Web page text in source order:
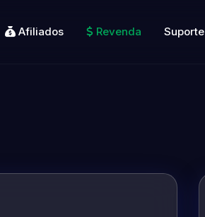
Afiliados Revenda Suporte